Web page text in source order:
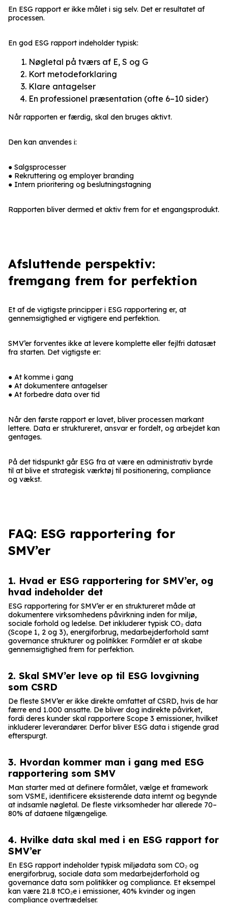
En ESG rapport er ikke målet i sig selv. Det er resultatet af
processen.
En god ESG rapport indeholder typisk:
Nøgletal på tværs af E, S og G
Kort metodeforklaring
Klare antagelser
En professionel præsentation (ofte 6–10 sider)
Når rapporten er færdig, skal den bruges aktivt.
Den kan anvendes i:
● Salgsprocesser
● Rekruttering og employer branding
● Intern prioritering og beslutningstagning
Rapporten bliver dermed et aktiv frem for et engangsprodukt.
Afsluttende perspektiv:
fremgang frem for perfektion
Et af de vigtigste principper i ESG rapportering er, at
gennemsigtighed er vigtigere end perfektion.
SMV’er forventes ikke at levere komplette eller fejlfri datasæt
fra starten. Det vigtigste er:
● At komme i gang
● At dokumentere antagelser
● At forbedre data over tid
Når den første rapport er lavet, bliver processen markant
lettere. Data er struktureret, ansvar er fordelt, og arbejdet kan
gentages.
På det tidspunkt går ESG fra at være en administrativ byrde
til at blive et strategisk værktøj til positionering, compliance
og vækst.
FAQ: ESG rapportering for
SMV’er
1. Hvad er ESG rapportering for SMV’er, og
hvad indeholder det
ESG rapportering for SMV’er er en struktureret måde at
dokumentere virksomhedens påvirkning inden for miljø,
sociale forhold og ledelse. Det inkluderer typisk CO₂ data
(Scope 1, 2 og 3), energiforbrug, medarbejderforhold samt
governance strukturer og politikker. Formålet er at skabe
gennemsigtighed frem for perfektion.
2. Skal SMV’er leve op til ESG lovgivning
som CSRD
De fleste SMV’er er ikke direkte omfattet af CSRD, hvis de har
færre end 1.000 ansatte. De bliver dog indirekte påvirket,
fordi deres kunder skal rapportere Scope 3 emissioner, hvilket
inkluderer leverandører. Derfor bliver ESG data i stigende grad
efterspurgt.
3. Hvordan kommer man i gang med ESG
rapportering som SMV
Man starter med at definere formålet, vælge et framework
som VSME, identificere eksisterende data internt og begynde
at indsamle nøgletal. De fleste virksomheder har allerede 70–
80% af dataene tilgængelige.
4. Hvilke data skal med i en ESG rapport for
SMV’er
En ESG rapport indeholder typisk miljødata som CO₂ og
energiforbrug, sociale data som medarbejderforhold og
governance data som politikker og compliance. Et eksempel
kan være 21.8 tCO₂e i emissioner, 40% kvinder og ingen
compliance overtrædelser.